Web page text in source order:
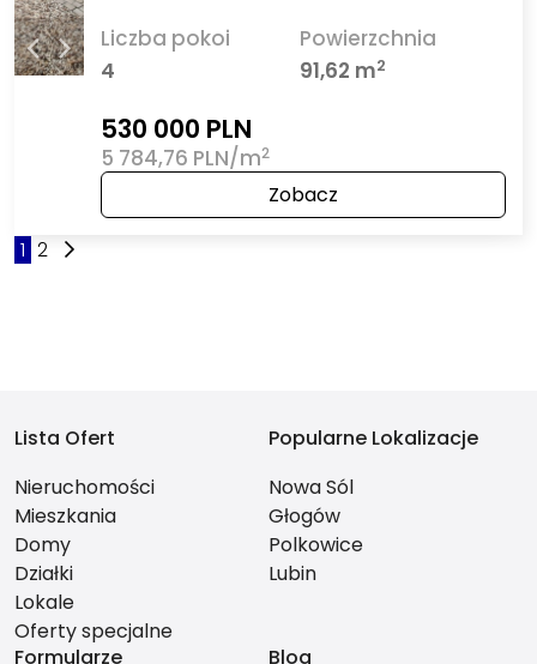
Liczba pokoi
4
Powierzchnia
91,62 m2
530 000 PLN
5 784,76 PLN/m2
Zobacz
1 2
Lista Ofert
Nieruchomości
Mieszkania
Domy
Działki
Lokale
Oferty specjalne
Popularne Lokalizacje
Nowa Sól
Głogów
Polkowice
Lubin
Formularze
Blog